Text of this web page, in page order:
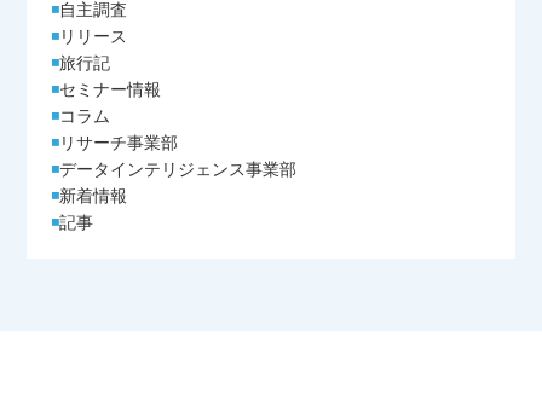
自主調査
リリース
旅行記
セミナー情報
コラム
リサーチ事業部
データインテリジェンス事業部
新着情報
記事